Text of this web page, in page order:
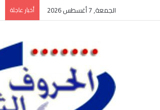
الجمعة, 7 أغسطس 2026 أخبار عاجلة